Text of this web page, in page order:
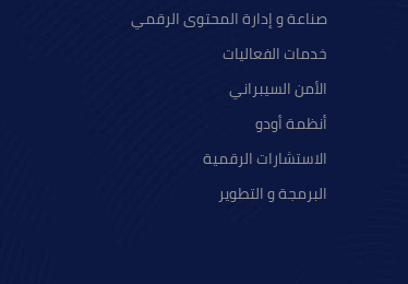
صناعة و إدارة المحتوى الرقمي
خدمات الفعاليات
الأمن السيبراني
أنظمة أودو
الاستشارات الرقمية
البرمجة و التطوير